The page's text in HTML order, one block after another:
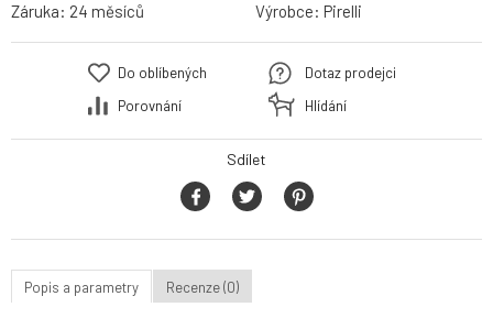
Záruka: 24 měsíců Výrobce: Pirelli
Do oblíbených
Porovnání
Dotaz prodejci
Hlídání
Sdílet
Popis a parametry Recenze (0)